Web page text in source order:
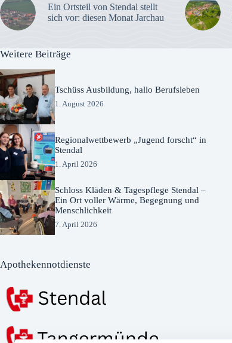
Ein Ortsteil von Stendal stellt
sich vor: diesen Monat Jarchau
Weitere Beiträge
Tschüss Ausbildung, hallo Berufsleben
1. August 2026
Regionalwettbewerb „Jugend forscht“ in
Stendal
1. April 2026
Schloss Kläden & Tagespflege Stendal –
Ein Ort voller Wärme, Begegnung und
Menschlichkeit
7. April 2026
Apothekennotdienste